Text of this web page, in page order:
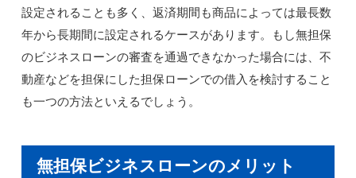
設定されることも多く、返済期間も商品によっては最長数
年から長期間に設定されるケースがあります。もし無担保
のビジネスローンの審査を通過できなかった場合には、不
動産などを担保にした担保ローンでの借入を検討すること
も一つの方法といえるでしょう。
無担保ビジネスローンのメリット